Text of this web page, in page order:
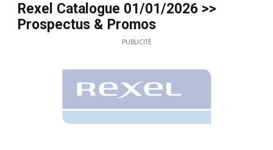
Rexel Catalogue 01/01/2026 >>
Prospectus & Promos
PUBLICITÉ